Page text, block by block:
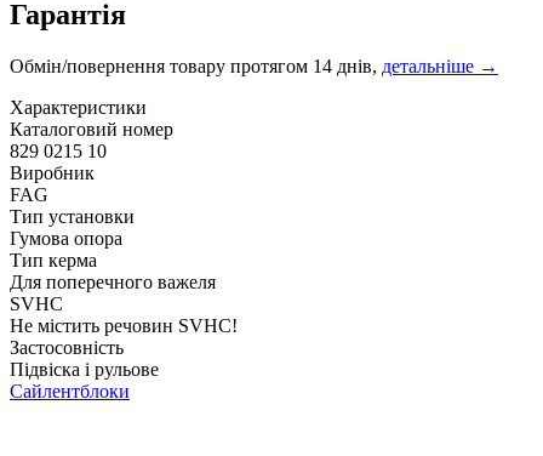
Гарантія
Обмін/повернення товару протягом 14 днів, детальніше →
Характеристики
Каталоговий номер
829 0215 10
Виробник
FAG
Тип установки
Гумова опора
Тип керма
Для поперечного важеля
SVHC
Не містить речовин SVHC!
Застосовність
Підвіска і рульове
Сайлентблоки